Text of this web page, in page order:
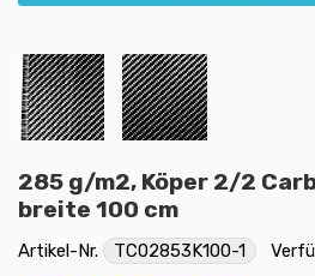
285 g/m2, Köper 2/2
breite 100 cm
Artikel-Nr. TC02853K100-1